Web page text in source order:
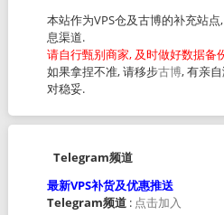
本站作为VPS仓及古博的补充站
息渠道.
请自行甄别商家, 及时做好数据备
如果拿捏不准, 请移步古博, 有亲
对稳妥.
Telegram频道
最新VPS补货及优惠推送
Telegram频道: 点击加入